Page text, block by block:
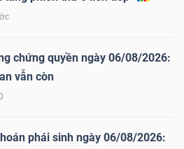
chứng quyền ngày 06/08/2026:
vẫn còn
phái sinh ngày 06/08/2026: